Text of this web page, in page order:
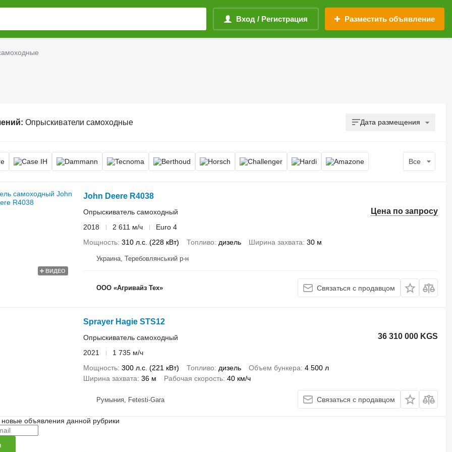
Вход / Регистрация Разместить объявление
Опрыскиватели самоходные Дата размещения
Все
ВИДЕО
John Deere R4038
Цена по запросу
Опрыскиватель самоходный
2018
2 611 м/ч
Euro 4
Мощность 310 л.с. (228 кВт) Топливо дизель Ширина захвата 30 м
Украина, Теребовлянський р-н
ООО «Агривайз Тех» Связаться с продавцом
Sprayer Hagie STS12
36 310 000 KGS
Опрыскиватель самоходный
2021
1 735 м/ч
Мощность 300 л.с. (221 кВт) Топливо дизель Объем бункера 4 500 л
Ширина захвата 36 м Рабочая скорость 40 км/ч
Румыния, Fetesti-Gara Связаться с продавцом
объявления данной рубрики